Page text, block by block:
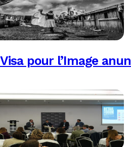
pour l’Image